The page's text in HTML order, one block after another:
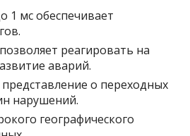
1 мс обеспечивает
реагировать на
аварий.
о переходных
нарушений.
географического